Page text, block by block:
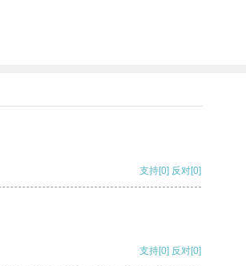
支持[0] 反对[0]
支持[0] 反对[0]